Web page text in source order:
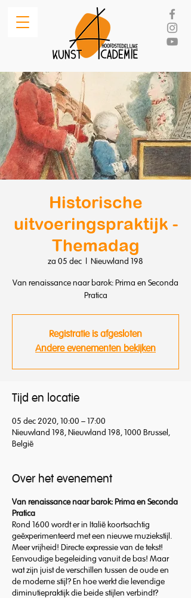
Historische
uitvoeringspraktijk -
Themadag
za 05 dec
  |
Nieuwland 198
Van renaissance naar barok: Prima en Seconda
Pratica
Registratie is afgesloten
Andere evenementen bekijken
Tijd en locatie
05 dec 2020, 10:00 – 17:00
Nieuwland 198, Nieuwland 198, 1000 Brussel,
België
Over het evenement
Van renaissance naar barok: Prima en Seconda
Pratica
Rond 1600 wordt er in Italië koortsachtig
geëxperimenteerd met een nieuwe muziekstijl.
Meer vrijheid! Directe expressie van de tekst!
Eenvoudige begeleiding vanuit de bas! Maar
wat zijn juist de verschillen tussen de oude en
de moderne stijl? En hoe werkt die levendige
diminutiepraktijk die beide stijlen verbindt?